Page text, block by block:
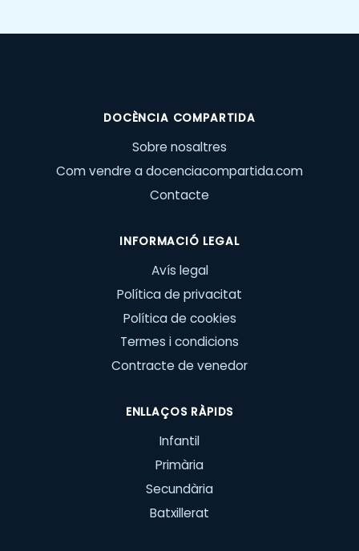
DOCÈNCIA COMPARTIDA
Sobre nosaltres
Com vendre a docenciacompartida.com
Contacte
INFORMACIÓ LEGAL
Avís legal
Política de privacitat
Política de cookies
Termes i condicions
Contracte de venedor
ENLLAÇOS RÀPIDS
Infantil
Primària
Secundària
Batxillerat